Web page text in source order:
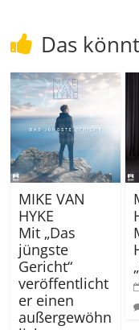
Das
MIKE VAN
HYKE
Mit „Das
jüngste
Gericht“
veröffentlicht
er einen
außergewöhn